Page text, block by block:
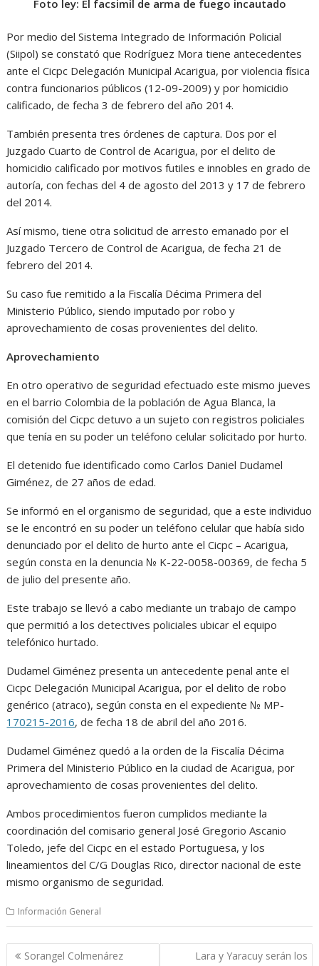
Foto ley: El facsimil de arma de fuego incautado
Por medio del Sistema Integrado de Información Policial
(Siipol) se constató que Rodríguez Mora tiene antecedentes
ante el Cicpc Delegación Municipal Acarigua, por violencia física
contra funcionarios públicos (12-09-2009) y por homicidio
calificado, de fecha 3 de febrero del año 2014.
También presenta tres órdenes de captura. Dos por el
Juzgado Cuarto de Control de Acarigua, por el delito de
homicidio calificado por motivos futiles e innobles en grado de
autoría, con fechas del 4 de agosto del 2013 y 17 de febrero
del 2014.
Así mismo, tiene otra solicitud de arresto emanado por el
Juzgado Tercero de Control de Acarigua, de fecha 21 de
febrero del 2014.
Su caso fue remitido a la Fiscalía Décima Primera del
Ministerio Público, siendo imputado por robo y
aprovechamiento de cosas provenientes del delito.
Aprovechamiento
En otro operativo de seguridad efectuado este mismo jueves
en el barrio Colombia de la población de Agua Blanca, la
comisión del Cicpc detuvo a un sujeto con registros policiales
que tenía en su poder un teléfono celular solicitado por hurto.
El detenido fue identificado como Carlos Daniel Dudamel
Giménez, de 27 años de edad.
Se informó en el organismo de seguridad, que a este individuo
se le encontró en su poder un teléfono celular que había sido
denunciado por el delito de hurto ante el Cicpc – Acarigua,
según consta en la denuncia № K-22-0058-00369, de fecha 5
de julio del presente año.
Este trabajo se llevó a cabo mediante un trabajo de campo
que permitió a los detectives policiales ubicar el equipo
telefónico hurtado.
Dudamel Giménez presenta un antecedente penal ante el
Cicpc Delegación Municipal Acarigua, por el delito de robo
genérico (atraco), según consta en el expediente № MP-
170215-2016, de fecha 18 de abril del año 2016.
Dudamel Giménez quedó a la orden de la Fiscalía Décima
Primera del Ministerio Público en la ciudad de Acarigua, por
aprovechamiento de cosas provenientes del delito.
Ambos procedimientos fueron cumplidos mediante la
coordinación del comisario general José Gregorio Ascanio
Toledo, jefe del Cicpc en el estado Portuguesa, y los
lineamientos del C/G Douglas Rico, director nacional de este
mismo organismo de seguridad.
Información General
Navegación
Sorangel Colmenárez
Lara y Yaracuy serán los